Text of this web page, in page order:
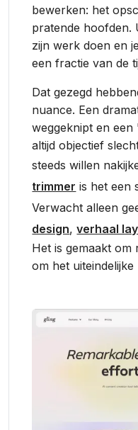
bewerken: het
pratende hoofden.
zijn werk doen en
een fractie van de
Dat gezegd
nuance. Een
weggeknipt en
altijd objectief
steeds willen
trimmer is het een
Verwacht alleen
design,verhaal
Het is gemaakt
om het